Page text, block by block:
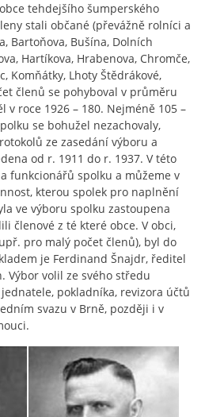
tehdejšího šumperského
stali občané (převážně rolníci a
Bartoňova, Bušína, Dolních
Hartíkova, Hrabenova, Chromče,
Komňátky, Lhoty Štědrákové,
členů se pohyboval v průměru
v roce 1926 – 180. Nejméně 105 –
se bohužel nezachovaly,
ze zasedání výboru a
od r. 1911 do r. 1937. V této
funkcionářů spolku a můžeme v
kterou spolek pro naplnění
ve výboru spolku zastoupena
členové z té které obce. V obci,
pro malý počet členů), byl do
je Ferdinand Šnajdr, ředitel
Výbor volil ze svého středu
pokladníka, revizora účtů
svazu v Brně, později i v